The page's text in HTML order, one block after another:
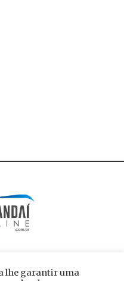
lhe garantir uma